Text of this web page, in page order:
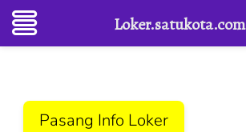
konten
(TekanPasang Info Loker
Loker.satukota.com